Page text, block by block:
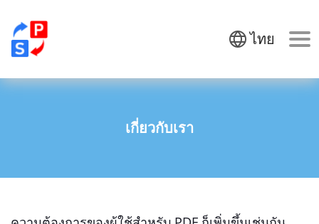
ไทย
เกี่ยวกับเรา